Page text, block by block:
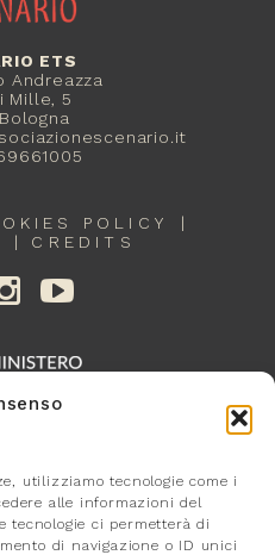
utilizziamo tecnologie come i
alle informazioni del
tecnologie ci permetterà di
di navigazione o ID unici
ETS
Andreazza
Mille, 5
POLICY
CREDITS